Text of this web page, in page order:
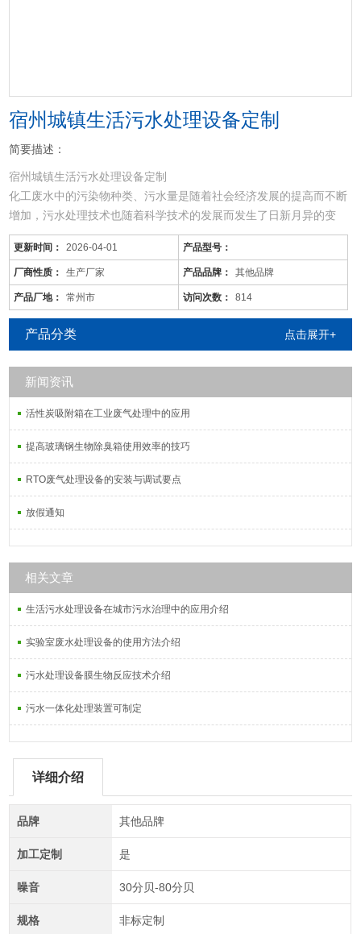
宿州城镇生活污水处理设备定制
简要描述：
宿州城镇生活污水处理设备定制
化工废水中的污染物种类、污水量是随着社会经济发展的提高而不断
增加，污水处理技术也随着科学技术的发展而发生了日新月异的变
化，同时，旧的污水处理技术也不断被革新和发展着。尤其现在的化
工废水中的污染物是多种多样的，往往用一种工艺是不能将废水中所
有的污染物去除殆尽的。用物化工艺将化工废水处理到排放标准难度
很大，而且运行成本较高；化工废水含较多的难降解有机物，可生化
性差，而且
更新时间： 2026-04-01 产品型号：
厂商性质： 生产厂家 产品品牌： 其他品牌
产品厂地： 常州市 访问次数： 814
产品分类 点击展开+
新闻资讯
活性炭吸附箱在工业废气处理中的应用
提高玻璃钢生物除臭箱使用效率的技巧
RTO废气处理设备的安装与调试要点
放假通知
相关文章
生活污水处理设备在城市污水治理中的应用介绍
实验室废水处理设备的使用方法介绍
污水处理设备膜生物反应技术介绍
污水一体化处理装置可制定
详细介绍
品牌 其他品牌
加工定制 是
噪音 30分贝-80分贝
规格 非标定制